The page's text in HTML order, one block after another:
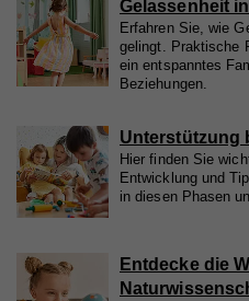
Gelassenheit
Erfahren Sie, wie
gelingt. Praktische
ein entspanntes
Beziehungen.
Unterstützung
Hier finden Sie
Entwicklung und
in diesen Phasen
Entdecke die
Laufzeit 2 Jahre
Zweck Wird verwendet,
Name _gat
Anbieter Whatchado
Laufzeit
Zweck
Wird von Google
Anforderungsrate
Name _gat
Google Universal
Laufzeit 1 Minute
Zweck
Wird von Google
Anforderungsrate
_gid